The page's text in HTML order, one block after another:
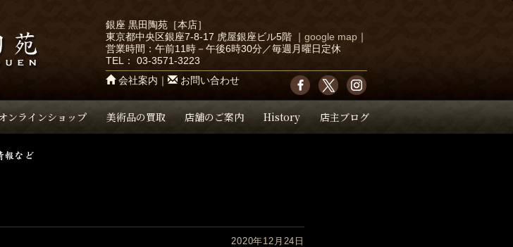
ンラインショップ 美術品の買取 店舗のご案内 History 店主ブログ
銀座 黒田陶苑［本店］
東京都中央区銀座7-8-17 虎屋銀座ビル5階
google map
営業時間：午前11時－午後6時30分／毎週月曜日定休
TEL： 03-3571-3223
会社案内
お問い合わせ
2020年12月24日